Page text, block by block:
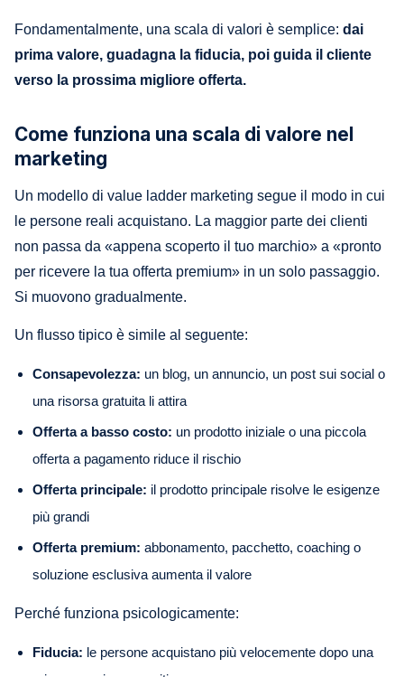
Fondamentalmente, una scala di valori è semplice: dai
prima valore, guadagna la fiducia, poi guida il cliente
verso la prossima migliore offerta.
Come funziona una scala di valore nel
marketing
Un modello di value ladder marketing segue il modo in cui
le persone reali acquistano. La maggior parte dei clienti
non passa da «appena scoperto il tuo marchio» a «pronto
per ricevere la tua offerta premium» in un solo passaggio.
Si muovono gradualmente.
Un flusso tipico è simile al seguente:
Consapevolezza: un blog, un annuncio, un post sui social o
una risorsa gratuita li attira
Offerta a basso costo: un prodotto iniziale o una piccola
offerta a pagamento riduce il rischio
Offerta principale: il prodotto principale risolve le esigenze
più grandi
Offerta premium: abbonamento, pacchetto, coaching o
soluzione esclusiva aumenta il valore
Perché funziona psicologicamente:
Fiducia: le persone acquistano più velocemente dopo una